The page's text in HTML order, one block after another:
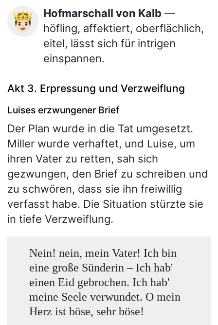
🤴🏻 Hofmarschall von Kalb —
höfling, affektiert, oberflächlich,
eitel, lässt sich für intrigen
einspannen.
Akt 3. Erpressung und Verzweiflung
Luises erzwungener Brief
Der Plan wurde in die Tat umgesetzt.
Miller wurde verhaftet, und Luise, um
ihren Vater zu retten, sah sich
gezwungen, den Brief zu schreiben und
zu schwören, dass sie ihn freiwillig
verfasst habe. Die Situation stürzte sie
in tiefe Verzweiflung.
Nein! nein, mein Vater! Ich bin
eine große Sünderin – Ich hab'
einen Eid gebrochen. Ich hab'
meine Seele verwundet. O mein
Herz ist böse, sehr böse!